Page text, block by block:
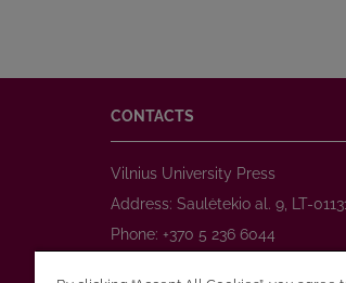
CONTACTS
Vilnius University Press
Address: Saulėtekio al. 9, LT-
Phone: +370 5 236 6044